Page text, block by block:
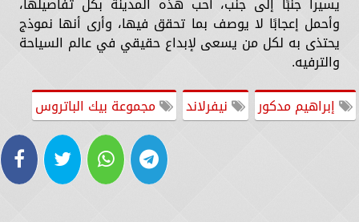
وأحمل إعجابًا لا يوصف بما تحقق فيها، وأرى أنها نموذج
يحتذى به لكل من يسعى لإبداع حقيقي في عالم السياحة
والترفيه.
إبراهيم مدكور
نيفرلاند مجموعة بيك الباتروس